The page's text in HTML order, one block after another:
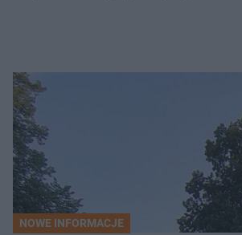
NOWE INFORMACJE